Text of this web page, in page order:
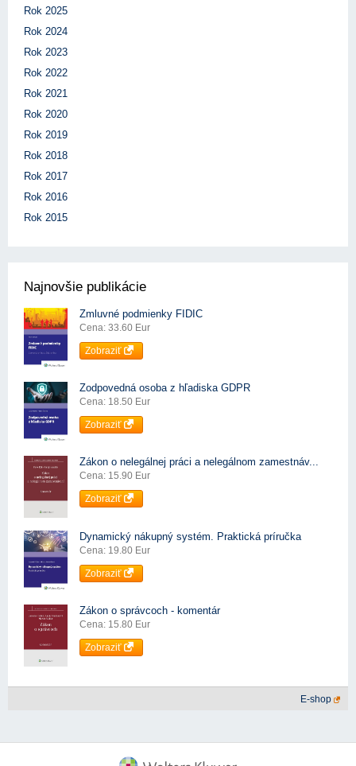
Rok 2025
Rok 2024
Rok 2023
Rok 2022
Rok 2021
Rok 2020
Rok 2019
Rok 2018
Rok 2017
Rok 2016
Rok 2015
Najnovšie publikácie
Zmluvné podmienky FIDIC
Cena: 33.60 Eur
Zobraziť
Zodpovedná osoba z hľadiska GDPR
Cena: 18.50 Eur
Zobraziť
Zákon o nelegálnej práci a nelegálnom zamestnáv...
Cena: 15.90 Eur
Zobraziť
Dynamický nákupný systém. Praktická príručka
Cena: 19.80 Eur
Zobraziť
Zákon o správcoch - komentár
Cena: 15.80 Eur
Zobraziť
E-shop